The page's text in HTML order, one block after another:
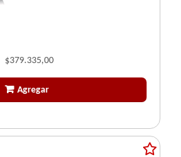
$379.335,00
Agregar